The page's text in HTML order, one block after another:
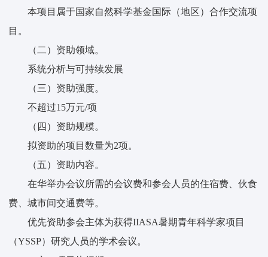
本项目属于国家自然科学基金国际（地区）合作交流项
目。
（二）资助领域。
系统分析与可持续发展
（三）资助强度。
不超过15万元/项
（四）资助规模。
拟资助的项目数量为2项。
（五）资助内容。
在华举办会议所需的会议费和参会人员的住宿费、伙食
费、城市间交通费等。
优先资助参会主体为获得IIASA暑期青年科学家项目
（YSSP）研究人员的学术会议。